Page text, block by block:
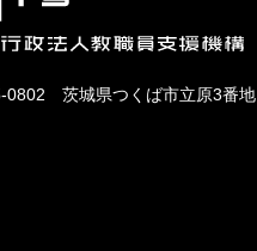
0802 茨城県つくば市立原3番地